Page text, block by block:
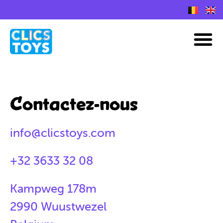
Contactez-nous
info@clicstoys.com
+32 3633 32 08
Kampweg 178m
2990 Wuustwezel